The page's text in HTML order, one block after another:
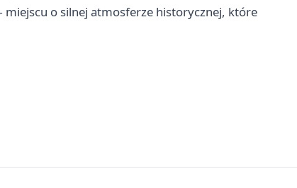
o silnej atmosferze historycznej, które